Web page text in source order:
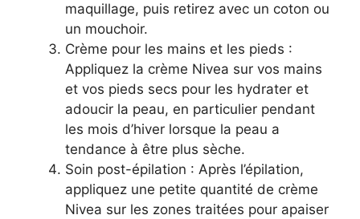
maquillage, puis retirez avec un coton ou
un mouchoir.
Crème pour les mains et les pieds :
Appliquez la crème Nivea sur vos mains
et vos pieds secs pour les hydrater et
adoucir la peau, en particulier pendant
les mois d’hiver lorsque la peau a
tendance à être plus sèche.
Soin post-épilation : Après l’épilation,
appliquez une petite quantité de crème
Nivea sur les zones traitées pour apaiser